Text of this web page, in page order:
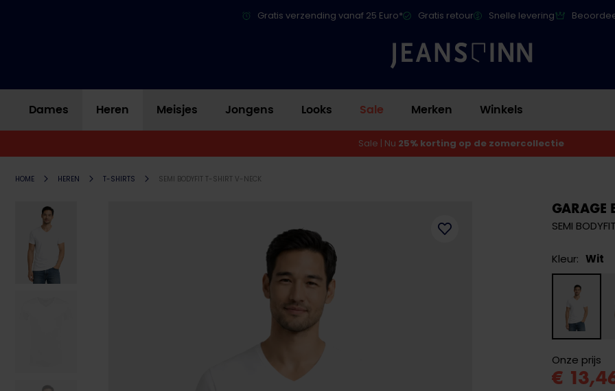
Gratis verzending vanaf 25 Euro* Gratis retour Snelle levering
Dames Heren Meisjes Jongens Looks Sale Merken Winkels
Sale | Nu 25% korting op de zomercollectie
HOME HEREN T-SHIRTS SEMI BODYFIT T-SHIRT V-NECK
GARAGE
SEMI
Kleur: Wit
Onze prijs
€